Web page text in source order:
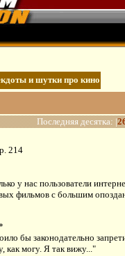
и шутки про кино
Последняя десятка: |
214
у нас пользователи
фильмов с большим
бы законодательно
как могу. Я так вижу..."